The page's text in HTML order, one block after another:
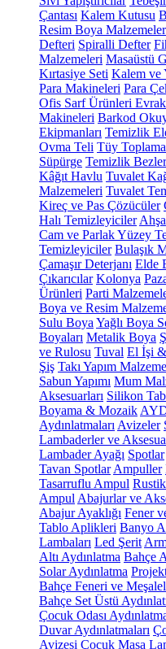
Çantası Kalem Kutusu
Resim Boya
Defteri Spiralli Defter
Malzemeleri Masaüstü
Kırtasiye Seti Kalem ve
Para Makineleri Para
Ofis Sarf Ürünleri
Makineleri Barkod
Ekipmanları Temizlik
Ovma Teli Tüy
Süpürge Temizlik
Kâğıt Havlu Tuvalet
Malzemeleri Tuvalet
Kireç ve Pas Çözücüler
Halı Temizleyiciler
Cam ve Parlak Yüzey
Temizleyiciler Bulaşık
Çamaşır Deterjanı Elde
Çıkarıcılar Kolonya
Ürünleri Parti
Boya ve Resim
Sulu Boya Yağlı Boya
Boyaları Metalik Boya
ve Rulosu Tuval El İşi
Şiş Takı Yapım
Sabun Yapımı Mum
Aksesuarları Silikon
Boyama & Mozaik
Aydınlatmaları Avizeler
Lambaderler ve
Lambader Ayağı Spotlar
Tavan Spotlar Ampuller
Tasarruflu Ampul
Ampul Abajurlar ve
Abajur Ayaklığı Fener
Tablo Aplikleri Banyo
Lambaları Led Şerit
Altı Aydınlatma Bahçe
Solar Aydınlatma
Bahçe Feneri ve
Bahçe Set Üstü
Çocuk Odası
Duvar Aydınlatmaları
Avizesi Çocuk Masa